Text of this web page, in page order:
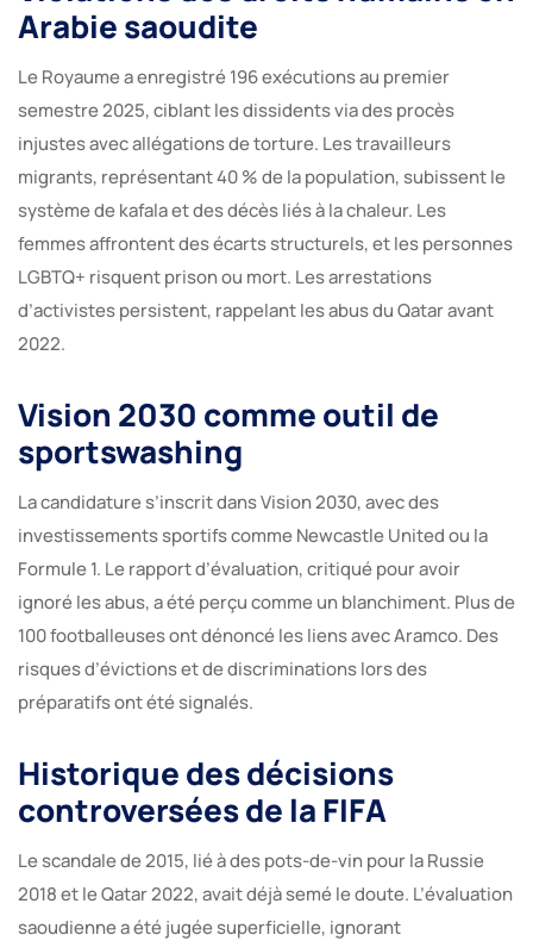
Arabie saoudite
Le Royaume a enregistré 196 exécutions au premier
semestre 2025, ciblant les dissidents via des procès
injustes avec allégations de torture. Les travailleurs
migrants, représentant 40 % de la population, subissent le
système de kafala et des décès liés à la chaleur. Les
femmes affrontent des écarts structurels, et les personnes
LGBTQ+ risquent prison ou mort. Les arrestations
d’activistes persistent, rappelant les abus du Qatar avant
2022.
Vision 2030 comme outil de
sportswashing
La candidature s’inscrit dans Vision 2030, avec des
investissements sportifs comme Newcastle United ou la
Formule 1. Le rapport d’évaluation, critiqué pour avoir
ignoré les abus, a été perçu comme un blanchiment. Plus de
100 footballeuses ont dénoncé les liens avec Aramco. Des
risques d’évictions et de discriminations lors des
préparatifs ont été signalés.
Historique des décisions
controversées de la FIFA
Le scandale de 2015, lié à des pots-de-vin pour la Russie
2018 et le Qatar 2022, avait déjà semé le doute. L’évaluation
saoudienne a été jugée superficielle, ignorant